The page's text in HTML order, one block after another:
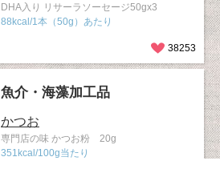
DHA入り リサーラソーセージ50gx3
88kcal/1本（50g）あたり
38253
魚介・海藻加工品
かつお
専門店の味 かつお粉 20g
351kcal/100g当たり